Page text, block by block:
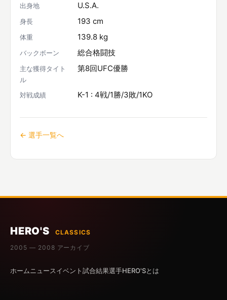
出身地 U.S.A.
身長 193 cm
体重 139.8 kg
バックボーン 総合格闘技
主な獲得タイト
ル
第8回UFC優勝
対戦成績 K-1 : 4戦/1勝/3敗/1KO
← 選手一覧へ
HERO'S
CLASSICS
2005 — 2008 アーカイブ
ホームニュースイベント試合結果選手HERO'Sとは